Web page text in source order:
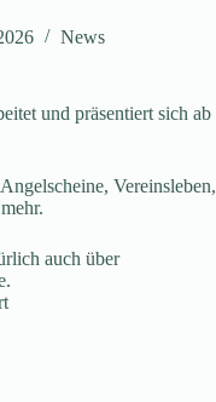
News
und präsentiert sich ab
Vereinsleben,
auch über